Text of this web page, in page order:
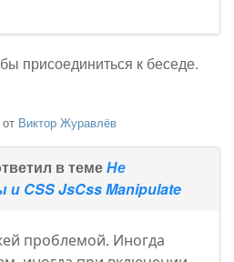
присоединиться к беседе.
от Виктор Журавлёв
в темеНе
CSS JsCss Manipulate
проблемой. Иногда